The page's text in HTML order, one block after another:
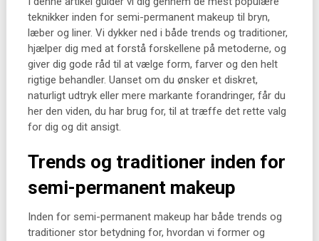
teknikker inden for semi-permanent makeup til bryn,
læber og liner. Vi dykker ned i både trends og traditioner,
hjælper dig med at forstå forskellene på metoderne, og
giver dig gode råd til at vælge form, farver og den helt
rigtige behandler. Uanset om du ønsker et diskret,
naturligt udtryk eller mere markante forandringer, får du
her den viden, du har brug for, til at træffe det rette valg
for dig og dit ansigt.
Trends og traditioner inden for
semi-permanent makeup
Inden for semi-permanent makeup har både trends og
traditioner stor betydning for, hvordan vi former og